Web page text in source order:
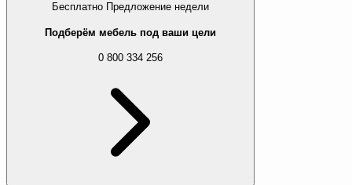
Бесплатно Предложение недели
Подберём мебель под ваши цели
0 800 334 256